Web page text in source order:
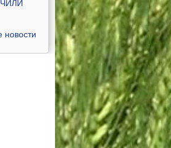
новости